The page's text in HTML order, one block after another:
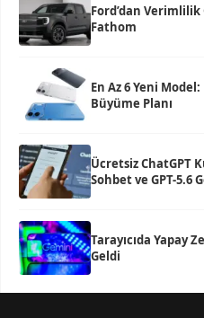
Ford’dan
Fathom
En Az 6 Yeni
Büyüme Planı
Ücretsiz ChatGPT
Sohbet ve GPT-5.6
Tarayıcıda Yapay
Geldi